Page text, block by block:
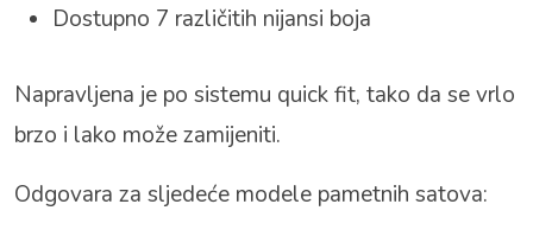
Dostupno 7 različitih nijansi boja
Napravljena je po sistemu quick fit, tako da se vrlo
brzo i lako može zamijeniti.
Odgovara za sljedeće modele pametnih satova: